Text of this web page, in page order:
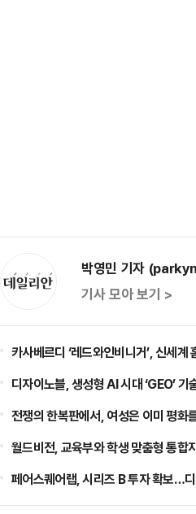
박영민 기자
기사 모아 보기 >
카사베르디 ‘레드와인비니거’, 신세
디자이노블, 생성형 AI 시대 ‘GEO’
전쟁의 한복판에서, 여성은 이미 평화
월드비전, 교육부와 학생 맞춤형 통합
페어스퀘어랩, 시리즈 B 투자 확보…